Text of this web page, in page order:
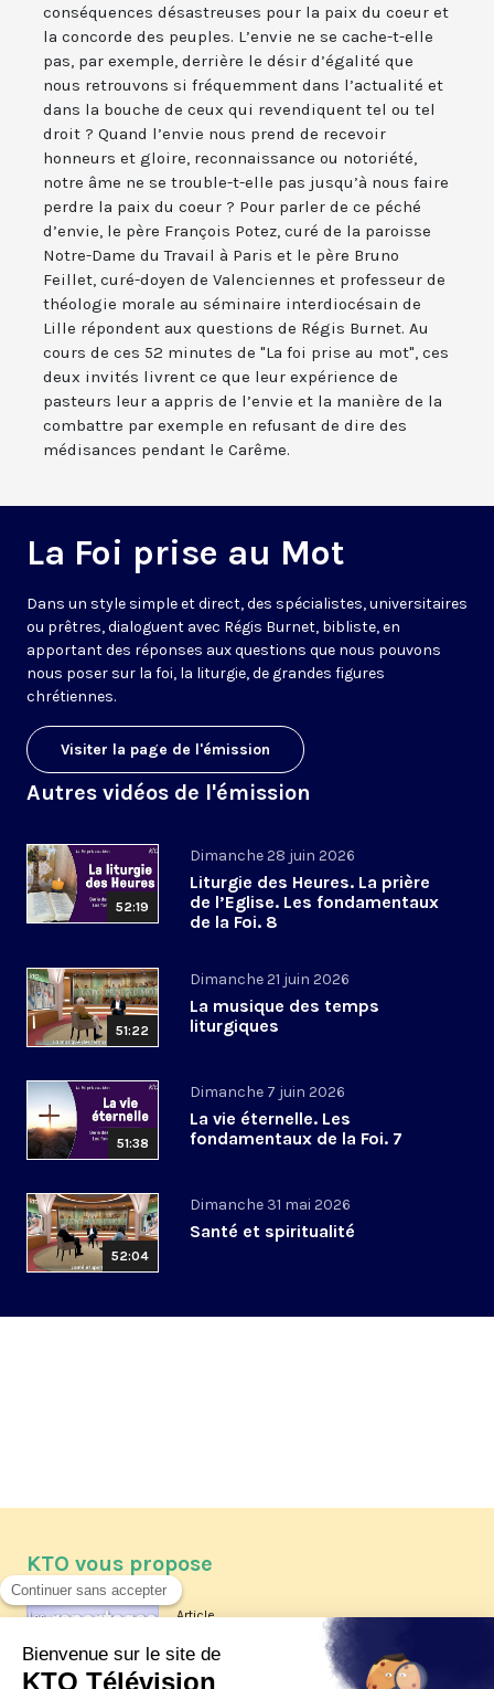
conséquences désastreuses pour la paix du coeur et
la concorde des peuples. L’envie ne se cache-t-elle
pas, par exemple, derrière le désir d’égalité que
nous retrouvons si fréquemment dans l’actualité et
dans la bouche de ceux qui revendiquent tel ou tel
droit ? Quand l’envie nous prend de recevoir
honneurs et gloire, reconnaissance ou notoriété,
notre âme ne se trouble-t-elle pas jusqu’à nous faire
perdre la paix du coeur ? Pour parler de ce péché
d’envie, le père François Potez, curé de la paroisse
Notre-Dame du Travail à Paris et le père Bruno
Feillet, curé-doyen de Valenciennes et professeur de
théologie morale au séminaire interdiocésain de
Lille répondent aux questions de Régis Burnet. Au
cours de ces 52 minutes de "La foi prise au mot", ces
deux invités livrent ce que leur expérience de
pasteurs leur a appris de l’envie et la manière de la
combattre par exemple en refusant de dire des
médisances pendant le Carême.
La Foi prise au Mot
Dans un style simple et direct, des spécialistes, universitaires
ou prêtres, dialoguent avec Régis Burnet, bibliste, en
apportant des réponses aux questions que nous pouvons
nous poser sur la foi, la liturgie, de grandes figures
chrétiennes.
Visiter la page de l'émission
Autres vidéos de l'émission
52:19
Dimanche 28 juin 2026
Liturgie des Heures. La prière
de l’Eglise. Les fondamentaux
de la Foi. 8
51:22
Dimanche 21 juin 2026
La musique des temps
liturgiques
51:38
Dimanche 7 juin 2026
La vie éternelle. Les
fondamentaux de la Foi. 7
52:04
Dimanche 31 mai 2026
Santé et spiritualité
KTO vous propose
Article
Les reportages d'été 2026 de KTO